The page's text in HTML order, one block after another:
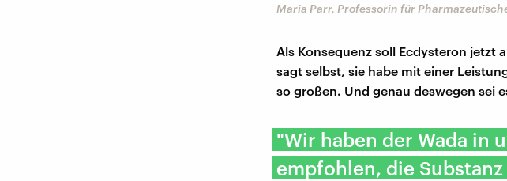
Maria Parr, Professorin für
Als Konsequenz soll Ecdysteron jetzt
sagt selbst, sie habe mit einer
so großen. Und genau deswegen sei
"Wir haben der Wada in
empfohlen, die